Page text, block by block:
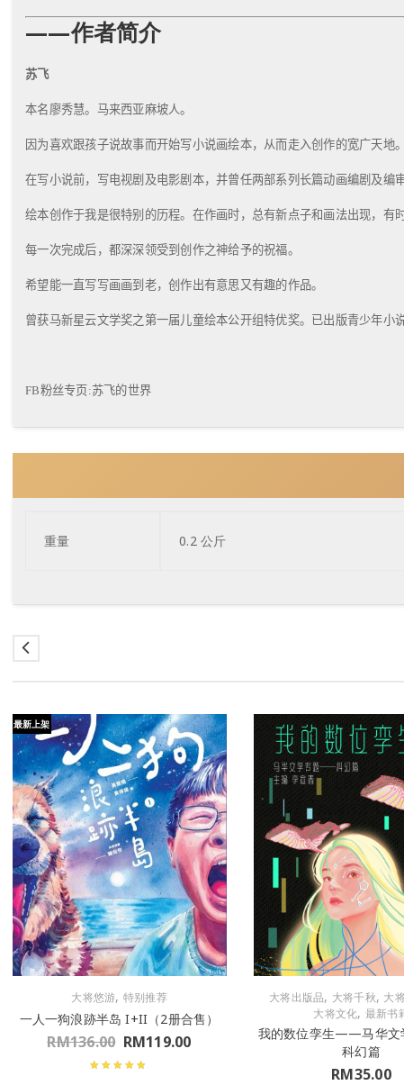
——作者简介
苏飞
本名廖秀慧。马来西亚麻坡人。
因为喜欢跟孩子说故事而开始写小说画绘本，从而走入创作的宽广天地。
在写小说前，写电视剧及电影剧本，并曾任两部系列长篇动画编剧及编审
绘本创作于我是很特别的历程。在作画时，总有新点子和画法出现，有
每一次完成后，都深深领受到创作之神给予的祝福。
希望能一直写写画画到老，创作出有意思又有趣的作品。
曾获马新星云文学奖之第一届儿童绘本公开组特优奖。已出版青少年小
FB粉丝专页 :苏飞的世界
重量 0.2 公斤
最新上架
大将悠游, 特别推荐
一人一狗浪跡半岛 I+II（2册合售）
RM136.00 RM119.00
大将出版品, 大将千秋, 大
大将文化, 最新书
我的数位孪生——马华文
科幻篇
RM35.00